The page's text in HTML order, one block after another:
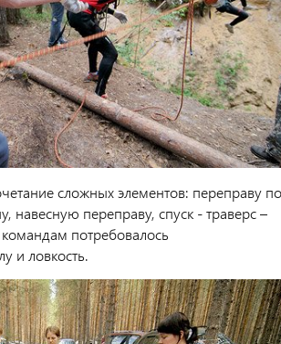
сложных элементов: переправу по
навесную переправу, спуск - траверс –
потребовалось
и ловкость.